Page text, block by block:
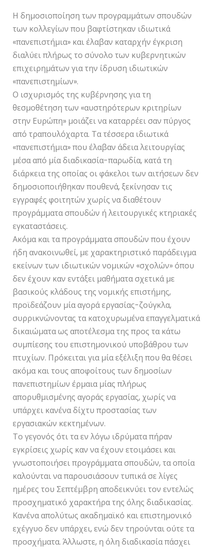
Η δημοσιοποίηση των προγραμμάτων σπουδών
των κολλεγίων που βαφτίστηκαν ιδιωτικά
«πανεπιστήμια» και έλαβαν καταρχήν έγκριση
διαλύει πλήρως το σύνολο των κυβερνητικών
επιχειρημάτων για την ίδρυση ιδιωτικών
«πανεπιστημίων».
Ο ισχυρισμός της κυβέρνησης για τη
θεσμοθέτηση των «αυστηρότερων κριτηρίων
στην Ευρώπη» μοιάζει να καταρρέει σαν πύργος
από τραπουλόχαρτα. Τα τέσσερα ιδιωτικά
«πανεπιστήμια» που έλαβαν άδεια λειτουργίας
μέσα από μία διαδικασία-παρωδία, κατά τη
διάρκεια της οποίας οι φάκελοι των αιτήσεων δεν
δημοσιοποιήθηκαν πουθενά, ξεκίνησαν τις
εγγραφές φοιτητών χωρίς να διαθέτουν
προγράμματα σπουδών ή λειτουργικές κτηριακές
εγκαταστάσεις.
Ακόμα και τα προγράμματα σπουδών που έχουν
ήδη ανακοινωθεί, με χαρακτηριστικό παράδειγμα
εκείνων των ιδιωτικών νομικών «σχολών» όπου
δεν έχουν καν εντάξει μαθήματα σχετικά με
βασικούς κλάδους της νομικής επιστήμης,
προϊδεάζουν μία αγορά εργασίας-ζούγκλα,
συρρικνώνοντας τα κατοχυρωμένα επαγγελματικά
δικαιώματα ως αποτέλεσμα της προς τα κάτω
συμπίεσης του επιστημονικού υποβάθρου των
πτυχίων. Πρόκειται για μία εξέλιξη που θα θέσει
ακόμα και τους αποφοίτους των δημοσίων
πανεπιστημίων έρμαια μίας πλήρως
απορυθμισμένης αγοράς εργασίας, χωρίς να
υπάρχει κανένα δίχτυ προστασίας των
εργασιακών κεκτημένων.
Το γεγονός ότι τα εν λόγω ιδρύματα πήραν
εγκρίσεις χωρίς καν να έχουν ετοιμάσει και
γνωστοποιήσει προγράμματα σπουδών, τα οποία
καλούνται να παρουσιάσουν τυπικά σε λίγες
ημέρες του Σεπτέμβρη αποδεικνύει τον εντελώς
προσχηματικό χαρακτήρα της όλης διαδικασίας.
Κανένα απολύτως ακαδημαϊκό και επιστημονικό
εχέγγυο δεν υπάρχει, ενώ δεν τηρούνται ούτε τα
προσχήματα. Άλλωστε, η όλη διαδικασία πάσχει